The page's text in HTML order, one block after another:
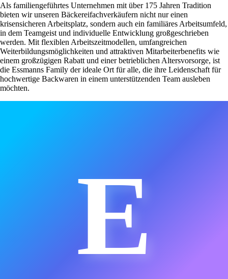
Als familiengeführtes Unternehmen mit über 175 Jahren Tradition
bieten wir unseren Bäckereifachverkäufern nicht nur einen
krisensicheren Arbeitsplatz, sondern auch ein familiäres Arbeitsumfeld,
in dem Teamgeist und individuelle Entwicklung großgeschrieben
werden. Mit flexiblen Arbeitszeitmodellen, umfangreichen
Weiterbildungsmöglichkeiten und attraktiven Mitarbeiterbenefits wie
einem großzügigen Rabatt und einer betrieblichen Altersvorsorge, ist
die Essmanns Family der ideale Ort für alle, die ihre Leidenschaft für
hochwertige Backwaren in einem unterstützenden Team ausleben
möchten.
E